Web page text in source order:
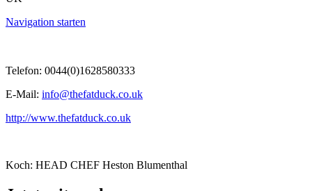
Navigation starten
Telefon: 0044(0)1628580333
E-Mail: info@thefatduck.co.uk
http://www.thefatduck.co.uk
Koch: HEAD CHEF Heston Blumenthal